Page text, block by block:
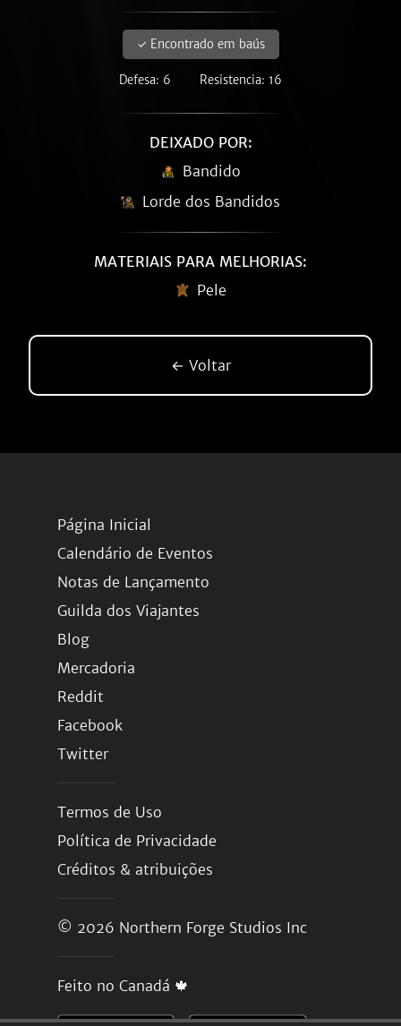
✓ Encontrado em baús
Defesa: 6 Resistencia: 16
DEIXADO POR:
Bandido
Lorde dos Bandidos
MATERIAIS PARA MELHORIAS:
Pele
← Voltar
Página Inicial
Calendário de Eventos
Notas de Lançamento
Guilda dos Viajantes
Blog
Mercadoria
Reddit
Facebook
Twitter
Termos de Uso
Política de Privacidade
Créditos & atribuições
© 2026 Northern Forge Studios Inc
Feito no Canadá 🍁